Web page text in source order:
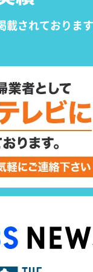
載されておりま